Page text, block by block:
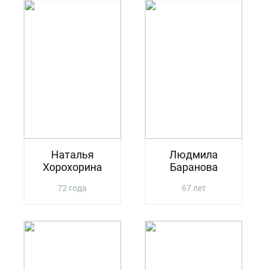
Наталья
Хорохорина
72 года
Людмила
Баранова
67 лет